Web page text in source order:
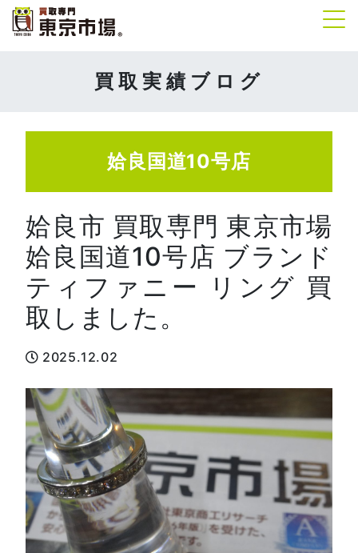
買取実績ブログ
姶良国道10号店
姶良市 買取専門 東京市場
姶良国道10号店 ブランド
ティファニー リング 買
取しました。
2025.12.02